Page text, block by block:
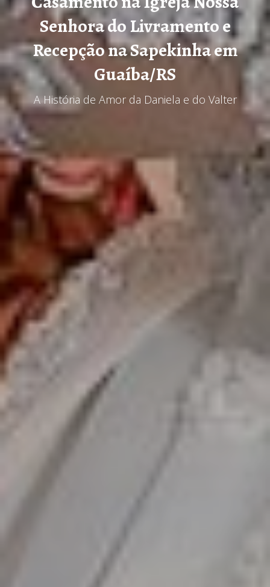
Senhora do Livramento e
Recepção na Sapekinha em
Guaíba/RS
A História de Amor da Daniela e do Valter